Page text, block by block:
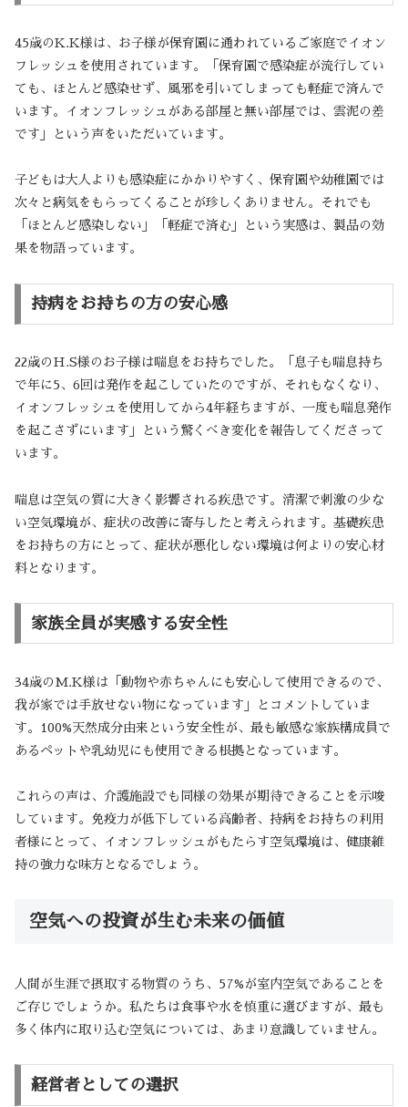
45歳のK.K様は、お子様が保育園に通われているご家庭でイオン
フレッシュを使用されています。「保育園で感染症が流行してい
ても、ほとんど感染せず、風邪を引いてしまっても軽症で済んで
います。イオンフレッシュがある部屋と無い部屋では、雲泥の差
です」という声をいただいています。
子どもは大人よりも感染症にかかりやすく、保育園や幼稚園では
次々と病気をもらってくることが珍しくありません。それでも
「ほとんど感染しない」「軽症で済む」という実感は、製品の効
果を物語っています。
持病をお持ちの方の安心感
22歳のH.S様のお子様は喘息をお持ちでした。「息子も喘息持ち
で年に5、6回は発作を起こしていたのですが、それもなくなり、
イオンフレッシュを使用してから4年経ちますが、一度も喘息発作
を起こさずにいます」という驚くべき変化を報告してくださって
います。
喘息は空気の質に大きく影響される疾患です。清潔で刺激の少な
い空気環境が、症状の改善に寄与したと考えられます。基礎疾患
をお持ちの方にとって、症状が悪化しない環境は何よりの安心材
料となります。
家族全員が実感する安全性
34歳のM.K様は「動物や赤ちゃんにも安心して使用できるので、
我が家では手放せない物になっています」とコメントしていま
す。100%天然成分由来という安全性が、最も敏感な家族構成員で
あるペットや乳幼児にも使用できる根拠となっています。
これらの声は、介護施設でも同様の効果が期待できることを示唆
しています。免疫力が低下している高齢者、持病をお持ちの利用
者様にとって、イオンフレッシュがもたらす空気環境は、健康維
持の強力な味方となるでしょう。
空気への投資が生む未来の価値
人間が生涯で摂取する物質のうち、57%が室内空気であることを
ご存じでしょうか。私たちは食事や水を慎重に選びますが、最も
多く体内に取り込む空気については、あまり意識していません。
経営者としての選択